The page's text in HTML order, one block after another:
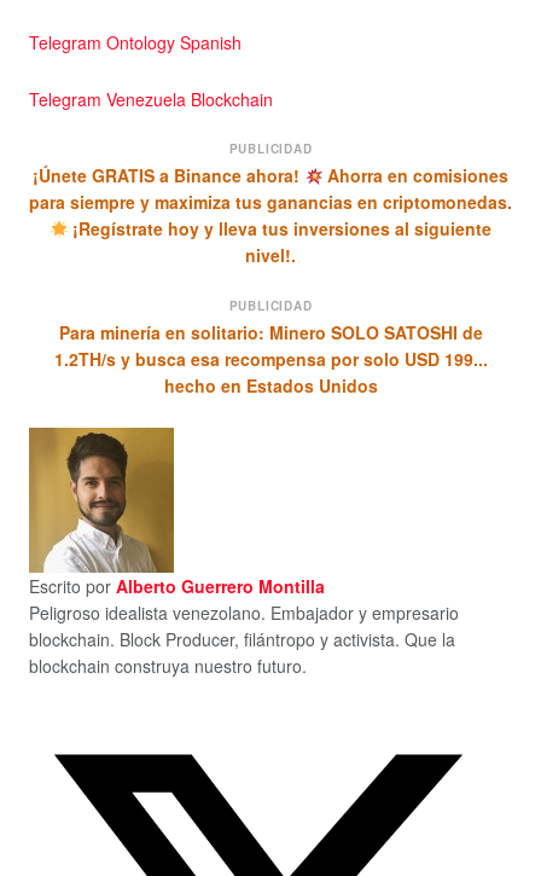
Telegram Ontology Spanish
Telegram Venezuela Blockchain
PUBLICIDAD
¡Únete GRATIS a Binance ahora!
Ahorra en comisiones
para siempre y maximiza tus ganancias en criptomonedas.
¡Regístrate hoy y lleva tus inversiones al siguiente
nivel!.
PUBLICIDAD
Para minería en solitario: Minero SOLO SATOSHI de
1.2TH/s y busca esa recompensa por solo USD 199...
hecho en Estados Unidos
Escrito por Alberto Guerrero Montilla
Peligroso idealista venezolano. Embajador y empresario
blockchain. Block Producer, filántropo y activista. Que la
blockchain construya nuestro futuro.